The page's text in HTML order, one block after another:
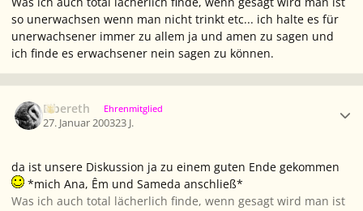
so unerwachsen wenn man nicht trinkt etc... ich halte es für
unerwachsener immer zu allem ja und amen zu sagen und
ich finde es erwachsener nein sagen zu können.
Elbereth Ehrenmitglied
27. Januar 200323 J.
da ist unsere Diskussion ja zu einem guten Ende gekommen
*mich Ana, Êm und Sameda anschließ*
Was ich auch total lächerlich finde, wenn gesagt wird man ist